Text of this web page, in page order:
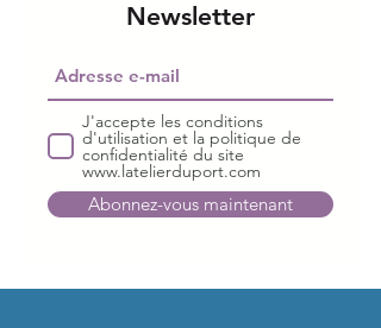
Newsletter
J'accepte les conditions
d'utilisation et la politique de
confidentialité du site
www.latelierduport.com
Abonnez-vous maintenant